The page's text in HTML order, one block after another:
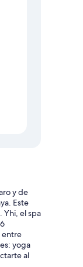
y de
Este
Yhi, el spa
entre
yoga
al